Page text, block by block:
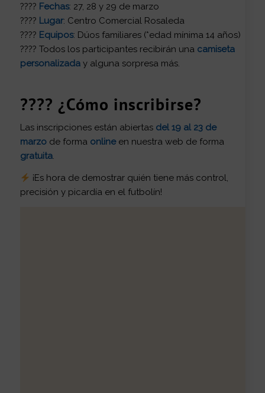
???? Fechas: 27, 28 y 29 de marzo
???? Lugar: Centro Comercial Rosaleda
???? Equipos: Dúos familiares (*edad mínima 14 años)
???? Todos los participantes recibirán una camiseta
personalizaday alguna sorpresa más.
???? ¿Cómo inscribirse?
Las inscripciones están abiertas del 19 al 23 de
marzode forma onlineen nuestra web de forma
gratuita.
¡Es hora de demostrar quién tiene más control,
precisión y picardía en el futbolín!